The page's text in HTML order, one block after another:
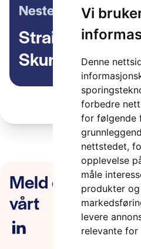
Vi
Denne
forbedre
for følgende
nettstedet,
opplevelse
måle
produkter
levere
relevante for
Neste artikkel
Straight
Skundberg,
Meld deg på
vårt